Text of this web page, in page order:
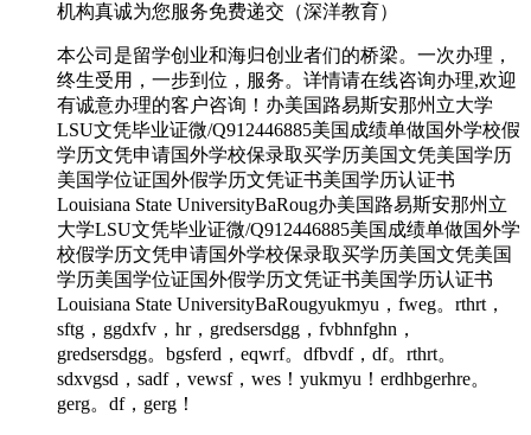
机构真诚为您服务免费递交（深洋教育）
本公司是留学创业和海归创业者们的桥梁。一次办理，
终生受用，一步到位，服务。详情请在线咨询办理,欢迎
有诚意办理的客户咨询！办美国路易斯安那州立大学
LSU文凭毕业证微/Q912446885美国成绩单做国外学校假
学历文凭申请国外学校保录取买学历美国文凭美国学历
美国学位证国外假学历文凭证书美国学历认证书
Louisiana State UniversityBaRoug办美国路易斯安那州立
大学LSU文凭毕业证微/Q912446885美国成绩单做国外学
校假学历文凭申请国外学校保录取买学历美国文凭美国
学历美国学位证国外假学历文凭证书美国学历认证书
Louisiana State UniversityBaRougyukmyu，fweg。rthrt，
sftg，ggdxfv，hr，gredsersdgg，fvbhnfghn，
gredsersdgg。bgsferd，eqwrf。dfbvdf，df。rthrt。
sdxvgsd，sadf，vewsf，wes！yukmyu！erdhbgerhre。
gerg。df，gerg！